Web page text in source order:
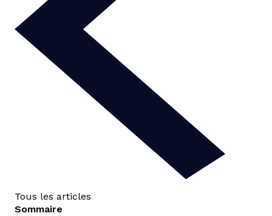
Tous les articles
Sommaire